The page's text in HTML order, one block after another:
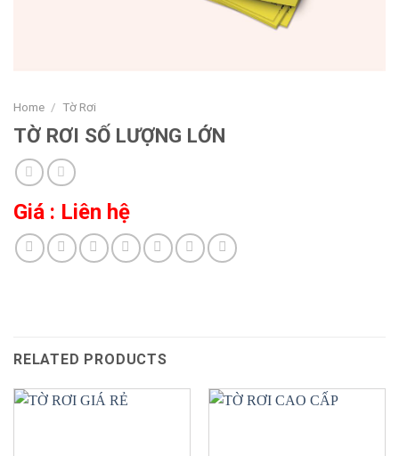
Home / Tờ Rơi
TỜ RƠI SỐ LƯỢNG LỚN
Giá : Liên hệ
RELATED PRODUCTS